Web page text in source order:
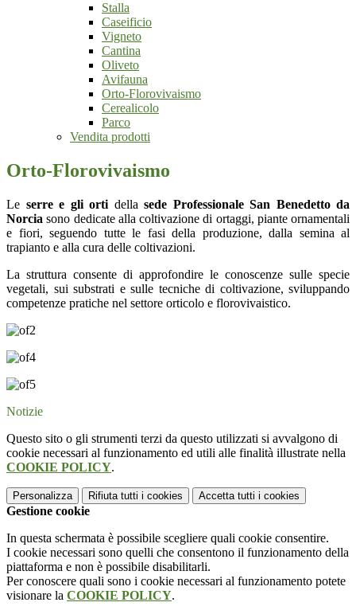
Stalla
Caseificio
Vigneto
Cantina
Oliveto
Avifauna
Orto-Florovivaismo
Cerealicolo
Parco
Vendita prodotti
Orto-Florovivaismo
Le serre e gli orti della sede Professionale San Benedetto da
Norcia sono dedicate alla coltivazione di ortaggi, piante ornamentali
e fiori, seguendo tutte le fasi della produzione, dalla semina al
trapianto e alla cura delle coltivazioni.
La struttura consente di approfondire le conoscenze sulle specie
vegetali, sui substrati e sulle tecniche di coltivazione, sviluppando
competenze pratiche nel settore orticolo e florovivaistico.
Notizie
Questo sito o gli strumenti terzi da questo utilizzati si avvalgono di
cookie necessari al funzionamento ed utili alle finalità illustrate nella
COOKIE POLICY.
Personalizza Rifiuta tutti i cookies Accetta tutti i cookies
Gestione cookie
In questa schermata è possibile scegliere quali cookie consentire.
I cookie necessari sono quelli che consentono il funzionamento della
piattaforma e non è possibile disabilitarli.
Per conoscere quali sono i cookie necessari al funzionamento potete
visionare la COOKIE POLICY.